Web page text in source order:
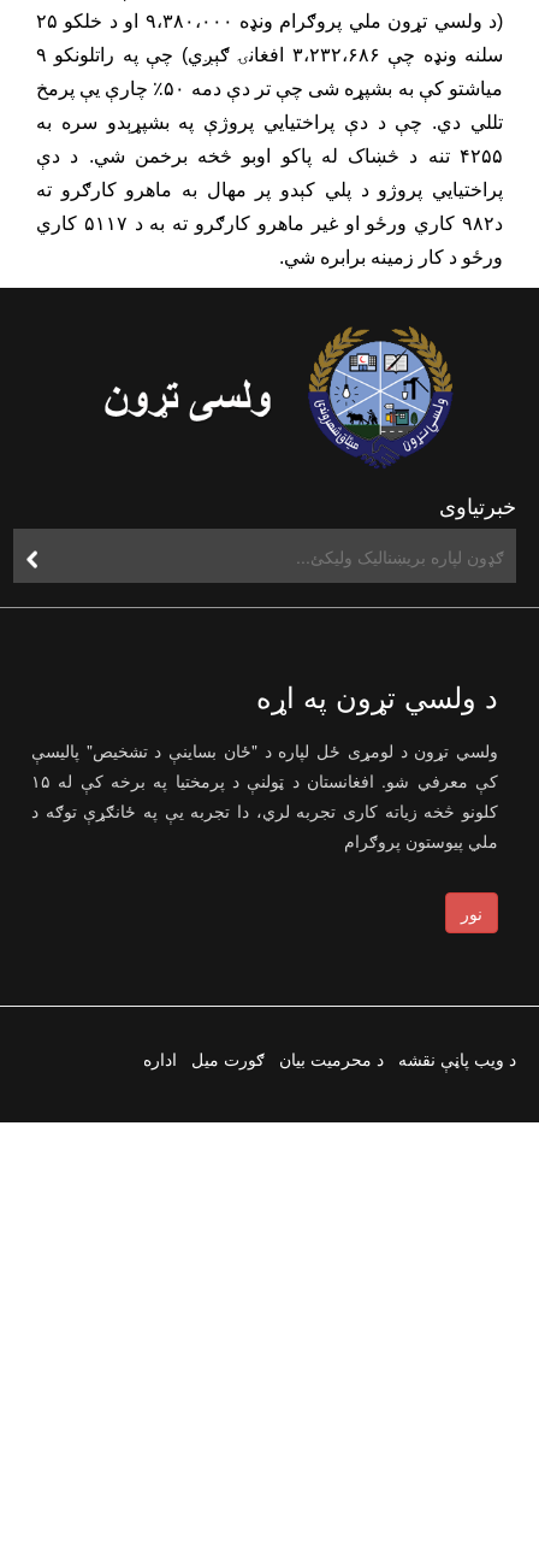
(د ولسي تړون ملي پروګرام ونډه ۹،۳۸۰،۰۰۰ او د خلکو ۲۵
سلنه ونډه چې ۳،۲۳۲،۶۸۶ افغانۍ ګېږي) چې په راتلونکو ۹
میاشتو کې به بشپړه شی چې تر دې دمه ۵۰٪ چارې یې پرمخ
تللي دي. چې د دې پراختیايي پروژې په بشپړېدو سره به
۴۲۵۵ تنه د څښاک له پاکو اوبو څخه برخمن شي. د دې
پراختیايي پروژو د پلي کېدو پر مهال به ماهرو کارګرو ته
د۹۸۲ کاري ورځو او غیر ماهرو کارګرو ته به د ۵۱۱۷ کاري
ورځو د کار زمینه برابره شي.
خبرتیاوی
د ولسي تړون په اړه
ولسي تړون د لومړی ځل لپاره د "ځان بساینې د تشخیص" پالیسې
کې معرفي شو. افغانستان د ټولنې د پرمختیا په برخه کې له ۱۵
کلونو څخه زیاته کاری تجربه لري، دا تجربه یې په ځانګړې توګه د
ملي پیوستون پروګرام
نور
د ویب پاڼې نقشه د محرمیت بیان ګورت میل اداره